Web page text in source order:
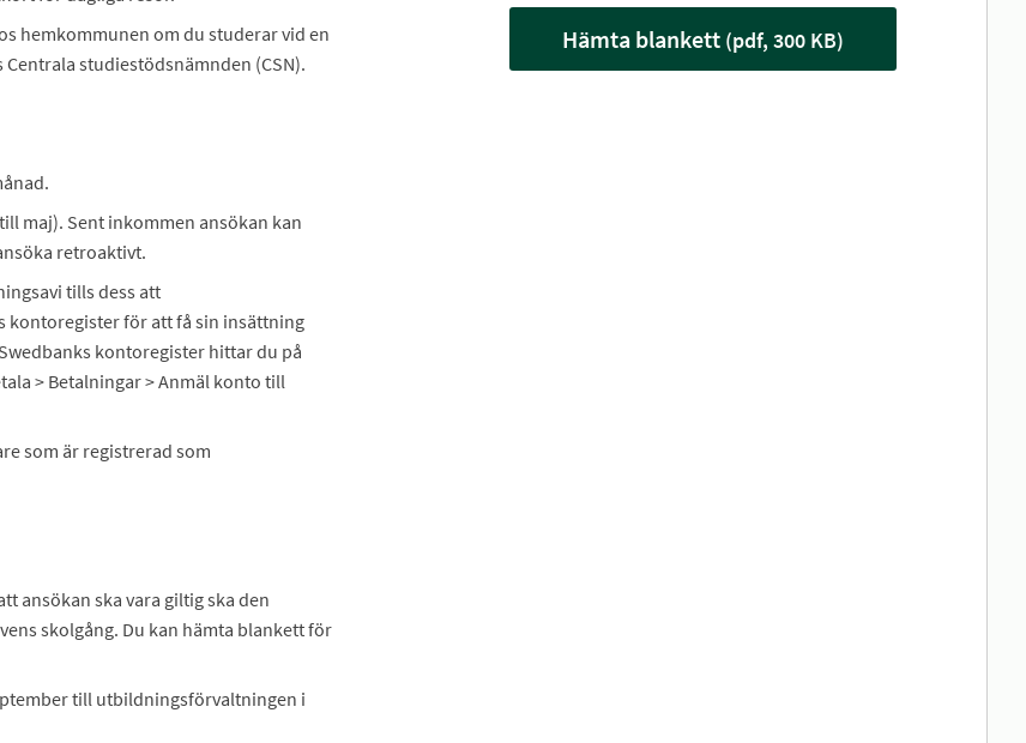
hemkommunen om du studerar vid en
studiestödsnämnden (CSN).
maj). Sent inkommen ansökan kan
retroaktivt.
tills dess att
kontoregister för att få sin insättning
kontoregister hittar du på
> Betalningar > Anmäl konto till
som är registrerad som
ansökan ska vara giltig ska den
skolgång. Du kan hämta blankett för
till utbildningsförvaltningen i
Hämta blankett (pdf, 300 KB)